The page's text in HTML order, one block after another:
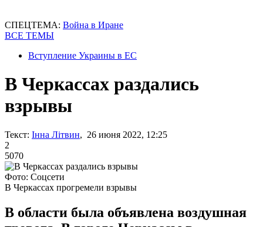
СПЕЦТЕМА: Война в Иране
ВСЕ ТЕМЫ
Вступление Украины в ЕС
В Черкассах раздались
взрывы
Текст: Інна Літвин, 26 июня 2022, 12:25
2
5070
Фото: Соцсети
В Черкассах прогремели взрывы
В области была объявлена воздушная